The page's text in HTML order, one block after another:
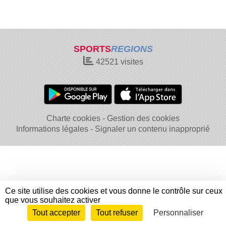
SPORTSREGIONS
42521 visites
Charte cookies
Gestion des cookies
Informations légales
Signaler un contenu inapproprié
Envie de participer ? Connexion
Ce site utilise des cookies et vous donne le contrôle sur ceux
que vous souhaitez activer
Tout accepter
Tout refuser Personnaliser